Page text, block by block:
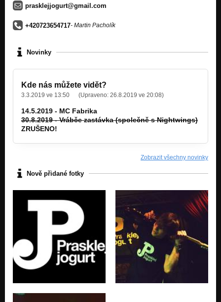
prasklejjogurt@gmail.com
+420723654717- Martin Pacholík
Novinky
Kde nás můžete vidět?
3.3.2019 ve 13:50 (Upraveno: 26.8.2019 ve 20:08)
14.5.2019 - MC Fabrika
30.8.2019 - Vrábče zastávka (společně s Nightwings)
ZRUŠENO!
Zobrazit všechny novinky
Nově přidané fotky